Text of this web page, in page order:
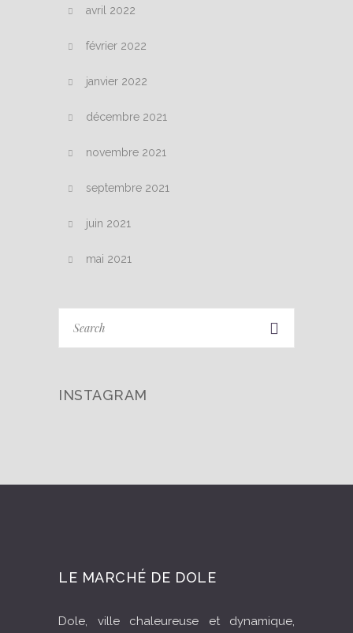
avril 2022
février 2022
janvier 2022
décembre 2021
novembre 2021
septembre 2021
juin 2021
mai 2021
INSTAGRAM
LE MARCHÉ DE DOLE
Dole, ville chaleureuse et dynamique,